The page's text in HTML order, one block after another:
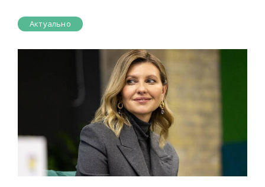
Актуально